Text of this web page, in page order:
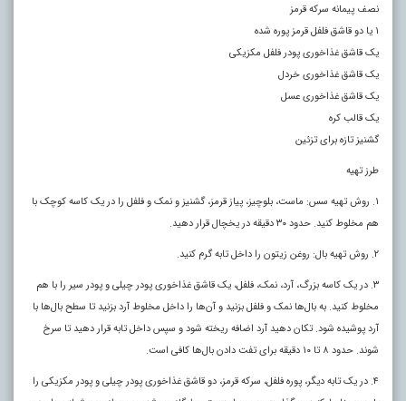
نصف پیمانه سرکه قرمز
۱ یا دو قاشق فلفل قرمز پوره شده
یک قاشق غذاخوری پودر فلفل مکزیکی
یک قاشق غذاخوری خردل
یک قاشق غذاخوری عسل
یک قالب کره
گشنیز تازه برای تزئین
طرز تهیه
۱. روش تهیه سس: ماست، بلوچیز، پیاز قرمز، گشنیز و نمک و فلفل را در یک کاسه کوچک با
هم مخلوط کنید. حدود ۳۰ دقیقه در یخچال قرار دهید.
۲. روش تهیه بال: روغن زیتون را داخل تابه گرم کنید.
۳. در یک کاسه بزرگ، آرد، نمک، فلفل، یک قاشق غذاخوری پودر چیلی و پودر سیر را با هم
مخلوط کنید. به بال‌ها نمک و فلفل بزنید و آن‌ها را داخل مخلوط آرد بزنید تا سطح بال‌ها با
آرد پوشیده شود. تکان دهید آرد اضافه ریخته شود و سپس داخل تابه قرار دهید تا سرخ
شوند. حدود ۸ تا ۱۰ دقیقه برای تفت دادن بال‌ها کافی است.
۴. در یک تابه دیگر، پوره فلفل، سرکه قرمز، دو قاشق غذاخوری پودر چیلی و پودر مکزیکی را